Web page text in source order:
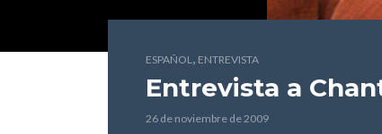
ESPAÑOL, ENTREVISTA
Entrevista a
26 de noviembre de 2009